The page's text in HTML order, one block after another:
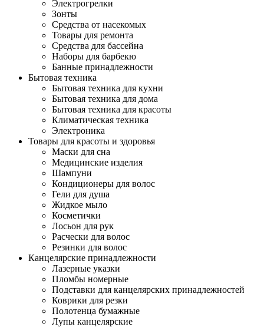
Электрогрелки
Зонты
Средства от насекомых
Товары для ремонта
Средства для бассейна
Наборы для барбекю
Банные принадлежности
Бытовая техника
Бытовая техника для кухни
Бытовая техника для дома
Бытовая техника для красоты
Климатическая техника
Электроника
Товары для красоты и здоровья
Маски для сна
Медицинские изделия
Шампуни
Кондиционеры для волос
Гели для душа
Жидкое мыло
Косметички
Лосьон для рук
Расчески для волос
Резинки для волос
Канцелярские принадлежности
Лазерные указки
Пломбы номерные
Подставки для канцелярских принадлежностей
Коврики для резки
Полотенца бумажные
Лупы канцелярские